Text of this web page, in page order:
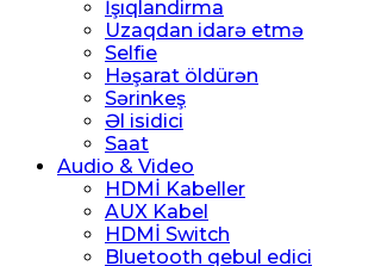
İşıqlandirma
Uzaqdan idarə etmə
Selfie
Həşarat öldürən
Sərinkeş
Əl isidici
Saat
Audio & Video
HDMİ Kabeller
AUX Kabel
HDMİ Switch
Bluetooth qebul edici